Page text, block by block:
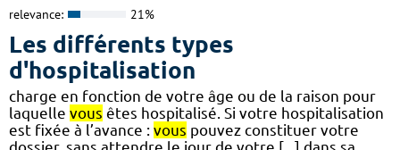
relevance: 21%
Les différents types
d'hospitalisation
charge en fonction de votre âge ou de la raison pour
laquelle vous êtes hospitalisé. Si votre hospitalisation
est fixée à l’avance : vous pouvez constituer votre